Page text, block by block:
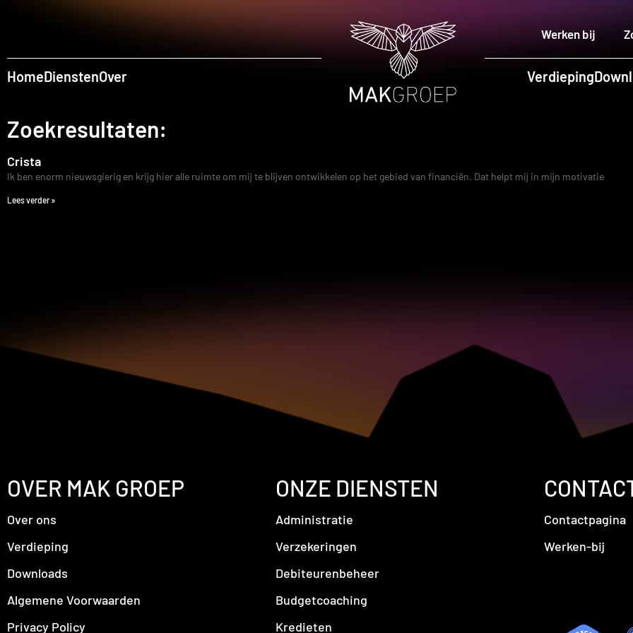
HomeDienstenOver
Werken bij
Verdieping
Zoekresultaten:
Crista
Ik ben enorm nieuwsgierig en krijg hier alle ruimte om mij te blijven ontwikkelen op het gebied van financiën. Dat helpt mij in mijn motivatie
Lees verder »
OVER MAK GROEP
Over ons
Verdieping
Downloads
Algemene Voorwaarden
Privacy Policy
ONZE DIENSTEN
Administratie
Verzekeringen
Debiteurenbeheer
Budgetcoaching
Kredieten
Contactpagina
Werken-bij